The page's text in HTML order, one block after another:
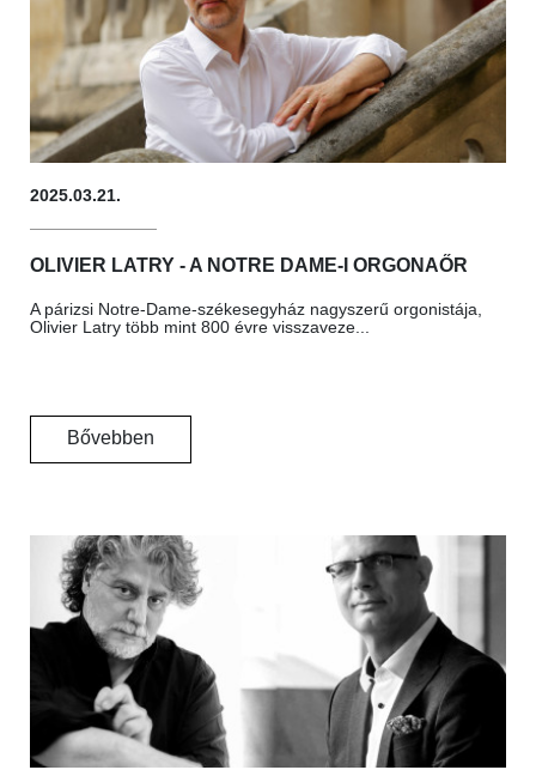
2025.03.21.
OLIVIER LATRY - A NOTRE DAME-I ORGONAŐR
A párizsi Notre-Dame-székesegyház nagyszerű orgonistája,
Olivier Latry több mint 800 évre visszaveze...
Bővebben